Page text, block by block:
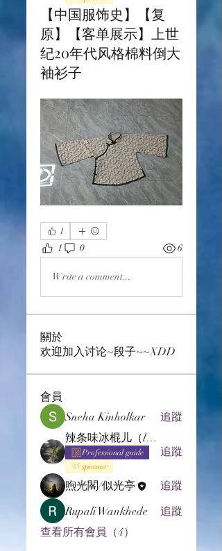
【中国服饰史】【复
原】【客单展示】上世
纪20年代风格棉料倒大
袖衫子
1
1 0 6
Write a comment...
關於
欢迎加入讨论~段子~~XDD
會員
Sneha Kinholkar
追蹤
辣条味冰棍儿（lof别玩了要氪金的）
Professional guide
sponsor
追蹤
煦光閣/似光亭
追蹤
Rupali Wankhede
追蹤
查看所有會員（4）